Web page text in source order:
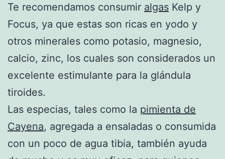
Te recomendamos consumir algas Kelp y
Focus, ya que estas son ricas en yodo y
otros minerales como potasio, magnesio,
calcio, zinc, los cuales son considerados un
excelente estimulante para la glándula
tiroides.
Las especias, tales como la pimienta de
Cayena, agregada a ensaladas o consumida
con un poco de agua tibia, también ayuda